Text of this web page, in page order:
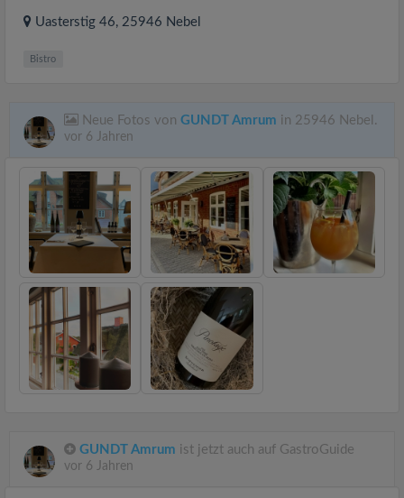
Uasterstig 46, 25946 Nebel
Bistro
Neue Fotos von GUNDT Amrum in 25946 Nebel.
vor 6 Jahren
GUNDT Amrum ist jetzt auch auf GastroGuide
vor 6 Jahren